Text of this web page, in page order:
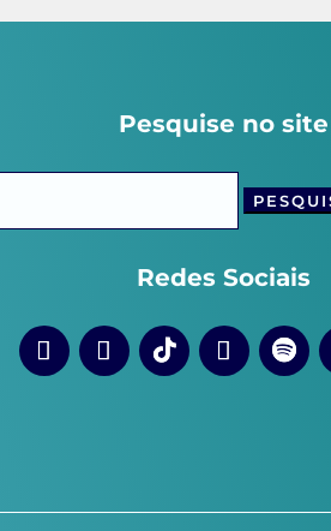
Pesquise no site
Redes Sociais